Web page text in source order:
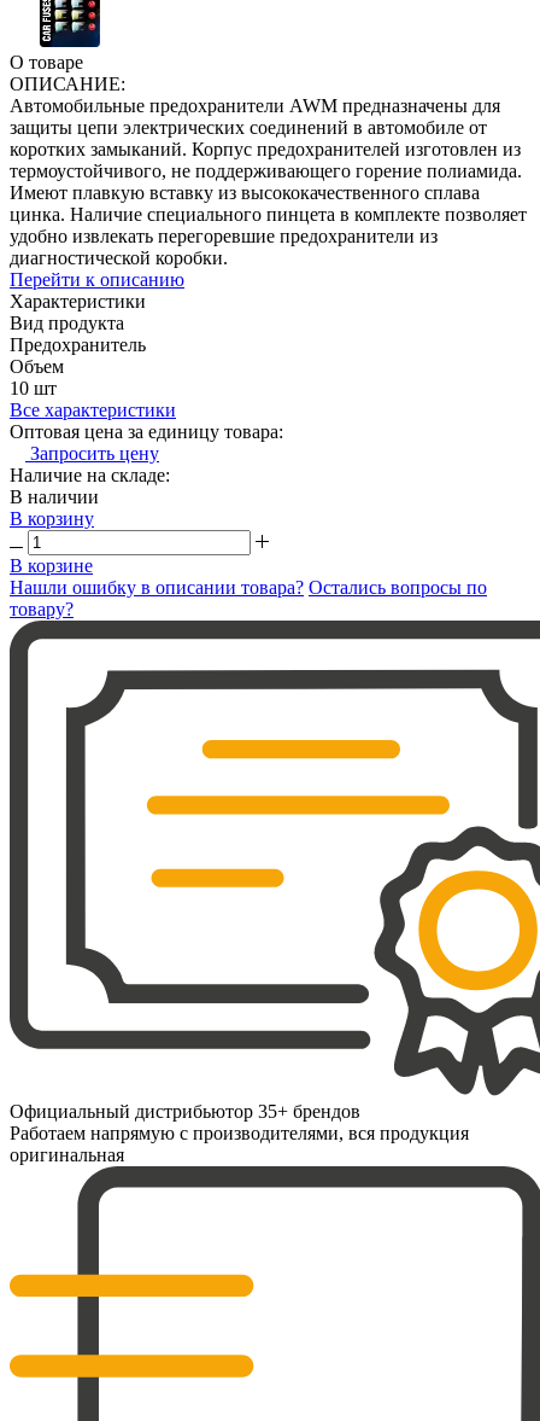
О товаре
ОПИСАНИЕ:
Автомобильные предохранители AWM предназначены для
защиты цепи электрических соединений в автомобиле от
коротких замыканий. Корпус предохранителей изготовлен из
термоустойчивого, не поддерживающего горение полиамида.
Имеют плавкую вставку из высококачественного сплава
цинка. Наличие специального пинцета в комплекте позволяет
удобно извлекать перегоревшие предохранители из
диагностической коробки.
Перейти к описанию
Характеристики
Вид продукта
Предохранитель
Объем
10 шт
Все характеристики
Оптовая цена за единицу товара:
Запросить цену
Наличие на складе:
В наличии
В корзину
В корзине
Нашли ошибку в описании товара? Остались вопросы по
товару?
Официальный дистрибьютор 35+ брендов
Работаем напрямую с производителями, вся продукция
оригинальная